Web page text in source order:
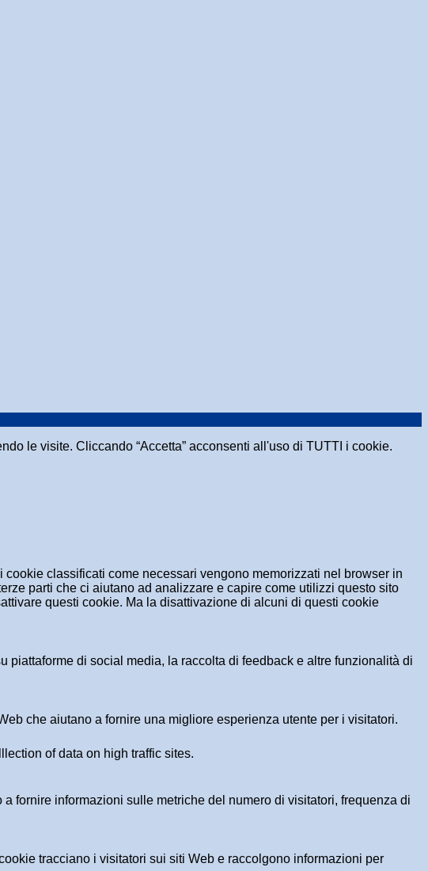
le visite. Cliccando “Accetta” acconsenti all'uso di TUTTI i cookie.
classificati come necessari vengono memorizzati nel browser in
parti che ci aiutano ad analizzare e capire come utilizzi questo sito
questi cookie. Ma la disattivazione di alcuni di questi cookie
piattaforme di social media, la raccolta di feedback e altre funzionalità di
che aiutano a fornire una migliore esperienza utente per i visitatori.
of data on high traffic sites.
fornire informazioni sulle metriche del numero di visitatori, frequenza di
tracciano i visitatori sui siti Web e raccolgono informazioni per